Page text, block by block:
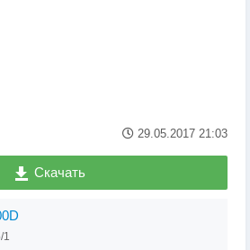
29.05.2017 21:03
Скачать
1